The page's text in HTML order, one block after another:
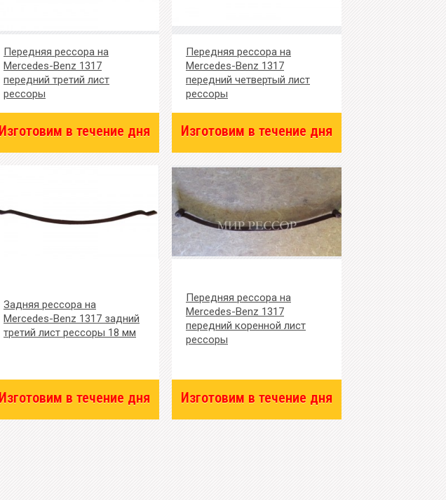
Передняя рессора на
Mercedes-Benz 1317
передний третий лист
рессоры
Изготовим в течение дня
Передняя рессора на
Mercedes-Benz 1317
передний четвертый лист
рессоры
Изготовим в течение дня
Задняя рессора на
Mercedes-Benz 1317 задний
третий лист рессоры 18 мм
Изготовим в течение дня
Передняя рессора на
Mercedes-Benz 1317
передний коренной лист
рессоры
Изготовим в течение дня